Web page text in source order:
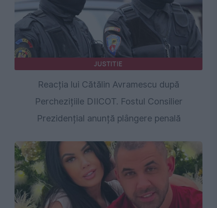
JUSTITIE
Reacția lui Cătălin Avramescu după
Perchezițiile DIICOT. Fostul Consilier
Prezidențial anunță plângere penală